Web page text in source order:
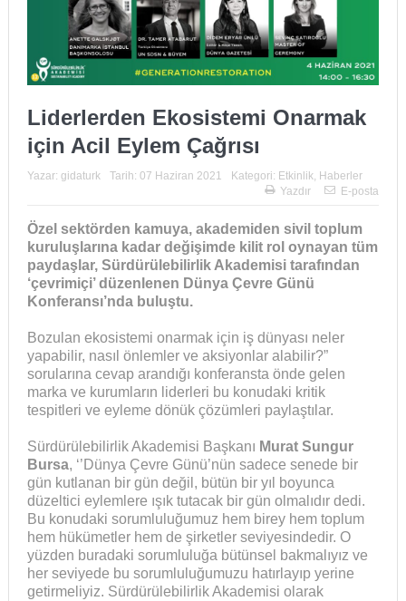
Liderlerden Ekosistemi Onarmak
için Acil Eylem Çağrısı
Yazar: gidaturk Tarih: 07 Haziran 2021 Kategori: Etkinlik, Haberler
Yazdır
E-posta
Özel sektörden kamuya, akademiden sivil toplum
kuruluşlarına kadar değişimde kilit rol oynayan tüm
paydaşlar, Sürdürülebilirlik Akademisi tarafından
‘çevrimiçi’ düzenlenen Dünya Çevre Günü
Konferansı’nda buluştu.
Bozulan ekosistemi onarmak için iş dünyası neler
yapabilir, nasıl önlemler ve aksiyonlar alabilir?”
sorularına cevap arandığı konferansta önde gelen
marka ve kurumların liderleri bu konudaki kritik
tespitleri ve eyleme dönük çözümleri paylaştılar.
Sürdürülebilirlik Akademisi Başkanı Murat Sungur
Bursa, ‘’Dünya Çevre Günü’nün sadece senede bir
gün kutlanan bir gün değil, bütün bir yıl boyunca
düzeltici eylemlere ışık tutacak bir gün olmalıdır dedi.
Bu konudaki sorumluluğumuz hem birey hem toplum
hem hükümetler hem de şirketler seviyesindedir. O
yüzden buradaki sorumluluğa bütünsel bakmalıyız ve
her seviyede bu sorumluluğumuzu hatırlayıp yerine
getirmeliyiz. Sürdürülebilirlik Akademisi olarak